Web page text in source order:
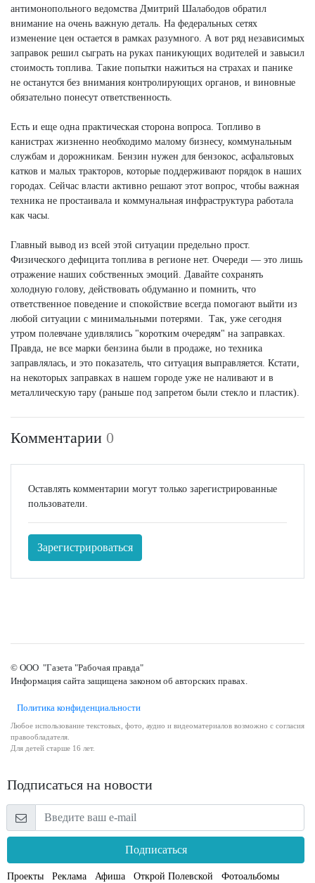
антимонопольного ведомства Дмитрий Шалабодов обратил
внимание на очень важную деталь. На федеральных сетях
изменение цен остается в рамках разумного. А вот ряд независимых
заправок решил сыграть на руках паникующих водителей и завысил
стоимость топлива. Такие попытки нажиться на страхах и панике
не останутся без внимания контролирующих органов, и виновные
обязательно понесут ответственность.
Есть и еще одна практическая сторона вопроса. Топливо в
канистрах жизненно необходимо малому бизнесу, коммунальным
службам и дорожникам. Бензин нужен для бензокос, асфальтовых
катков и малых тракторов, которые поддерживают порядок в наших
городах. Сейчас власти активно решают этот вопрос, чтобы важная
техника не простаивала и коммунальная инфраструктура работала
как часы.
Главный вывод из всей этой ситуации предельно прост.
Физического дефицита топлива в регионе нет. Очереди — это лишь
отражение наших собственных эмоций. Давайте сохранять
холодную голову, действовать обдуманно и помнить, что
ответственное поведение и спокойствие всегда помогают выйти из
любой ситуации с минимальными потерями. Так, уже сегодня
утром полевчане удивлялись "коротким очередям" на заправках.
Правда, не все марки бензина были в продаже, но техника
заправлялась, и это показатель, что ситуация выправляется. Кстати,
на некоторых заправках в нашем городе уже не наливают и в
металлическую тару (раньше под запретом были стекло и пластик).
Комментарии 0
Оставлять комментарии могут только зарегистрированные
пользователи.
Зарегистрироваться
© ООО "Газета "Рабочая правда"
Информация сайта защищена законом об авторских правах.
Политика конфиденциальности
Любое использование текстовых, фото, аудио и видеоматериалов возможно с согласия
правообладателя.
Для детей старше 16 лет.
Подписаться на новости
Подписаться
Проекты Реклама Афиша Открой Полевской Фотоальбомы